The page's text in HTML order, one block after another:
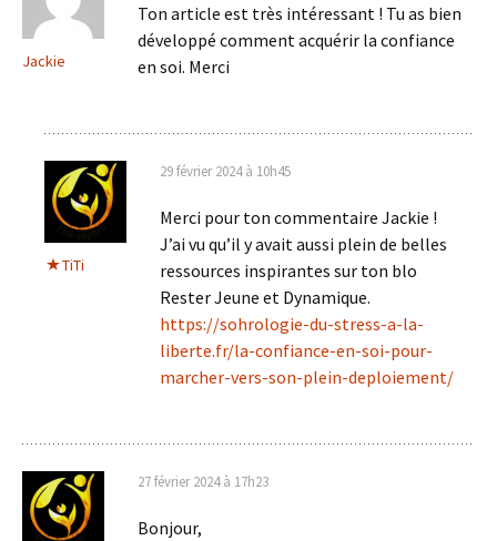
Jackie
Ton article est très intéressant ! Tu as bien
développé comment acquérir la confiance
en soi. Merci
TiTi
29 février 2024 à 10h45
Merci pour ton commentaire Jackie !
J’ai vu qu’il y avait aussi plein de belles
ressources inspirantes sur ton blo
Rester Jeune et Dynamique.
https://sohrologie-du-stress-a-la-
liberte.fr/la-confiance-en-soi-pour-
marcher-vers-son-plein-deploiement/
27 février 2024 à 17h23
Bonjour,